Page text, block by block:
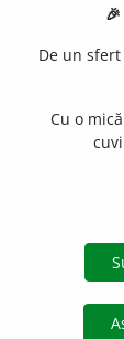
sunt
reordona
în
De un
Cu o